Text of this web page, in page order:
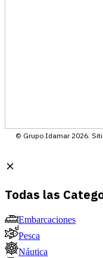
© Grupo Idamar 2026.
Todas las
Embarcaciones
Pesca
Náutica